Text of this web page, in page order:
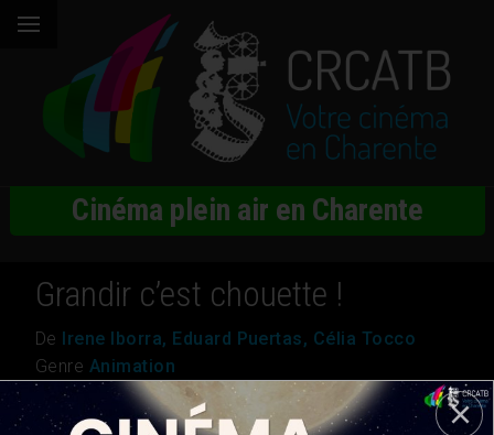
Cinéma plein air en Charente
Grandir c’est chouette !
De
Irene Iborra, Eduard Puertas, Célia Tocco
Genre Animation
NationalitéFrance, Belgique, Espagne
Durée0h 52